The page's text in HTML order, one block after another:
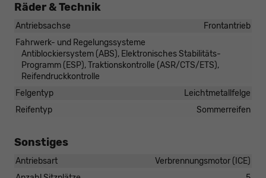
Räder & Technik
Antriebsachse
Frontantrieb
Fahrwerk- und Regelungssysteme
Antiblockiersystem (ABS), Elektronisches Stabilitäts-
Programm (ESP), Traktionskontrolle (ASR/CTS/ETS),
Reifendruckkontrolle
Felgentyp
Leichtmetallfelge
Reifentyp
Sommerreifen
Sonstiges
Antriebsart
Verbrennungsmotor (ICE)